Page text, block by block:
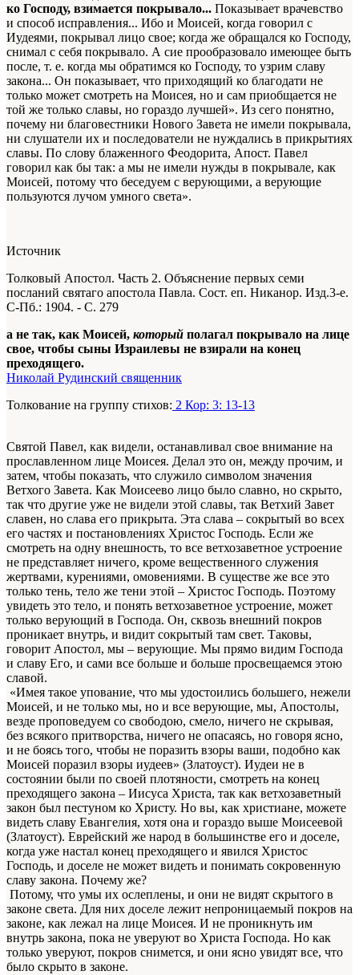
ко Господу, взимается покрывало... Показывает врачевство
и способ исправления... Ибо и Моисей, когда говорил с
Иудеями, покрывал лицо свое; когда же обращался ко Господу,
снимал с себя покрывало. А сие прообразовало имеющее быть
после, т. е. когда мы обратимся ко Господу, то узрим славу
закона... Он показывает, что приходящий ко благодати не
только может смотреть на Моисея, но и сам приобщается не
той же только славы, но гораздо лучшей». Из сего понятно,
почему ни благовестники Нового Завета не имели покрывала,
ни слушатели их и последователи не нуждались в прикрытиях
славы. По слову блаженного Феодорита, Апост. Павел
говорил как бы так: а мы не имели нужды в покрывале, как
Моисей, потому что беседуем с верующими, а верующие
пользуются лучом умного света».
Источник
Толковый Апостол. Часть 2. Объяснение первых семи
посланий святаго апостола Павла. Сост. еп. Никанор. Изд.3-е.
С-Пб.: 1904. - С. 279
а не так, как Моисей, который полагал покрывало на лице
свое, чтобы сыны Израилевы не взирали на конец
преходящего.
Николай Рудинский священник
Толкование на группу стихов: 2 Кор: 3: 13-13
Святой Павел, как видели, останавливал свое внимание на
прославленном лице Моисея. Делал это он, между прочим, и
затем, чтобы показать, что служило символом значения
Ветхого Завета. Как Моисеево лицо было славно, но скрыто,
так что другие уже не видели этой славы, так Ветхий Завет
славен, но слава его прикрыта. Эта слава – сокрытый во всех
его частях и постановлениях Христос Господь. Если же
смотреть на одну внешность, то все ветхозаветное устроение
не представляет ничего, кроме вещественного служения
жертвами, курениями, омовениями. В существе же все это
только тень, тело же тени этой – Христос Господь. Поэтому
увидеть это тело, и понять ветхозаветное устроение, может
только верующий в Господа. Он, сквозь внешний покров
проникает внутрь, и видит сокрытый там свет. Таковы,
говорит Апостол, мы – верующие. Мы прямо видим Господа
и славу Его, и сами все больше и больше просвещаемся этою
славой.
«Имея такое упование, что мы удостоились большего, нежели
Моисей, и не только мы, но и все верующие, мы, Апостолы,
везде проповедуем со свободою, смело, ничего не скрывая,
без всякого притворства, ничего не опасаясь, но говоря ясно,
и не боясь того, чтобы не поразить взоры ваши, подобно как
Моисей поразил взоры иудеев» (Златоуст). Иудеи не в
состоянии были по своей плотяности, смотреть на конец
преходящего закона – Иисуса Христа, так как ветхозаветный
закон был пестуном ко Христу. Но вы, как христиане, можете
видеть славу Евангелия, хотя она и гораздо выше Моисеевой
(Златоуст). Еврейский же народ в большинстве его и доселе,
когда уже настал конец преходящего и явился Христос
Господь, и доселе не может видеть и понимать сокровенную
славу закона. Почему же?
Потому, что умы их ослеплены, и они не видят скрытого в
законе света. Для них доселе лежит непроницаемый покров на
законе, как лежал на лице Моисея. И не проникнуть им
внутрь закона, пока не уверуют во Христа Господа. Но как
только уверуют, покров снимется, и они ясно увидят все, что
было скрыто в законе.